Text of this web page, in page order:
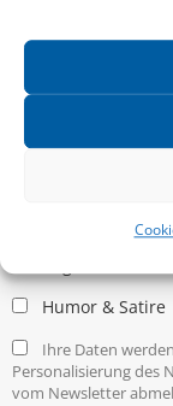
Kritische
Belletristik &
Humor & Satire
Ihre Daten
Personalisierung des
vom Newsletter